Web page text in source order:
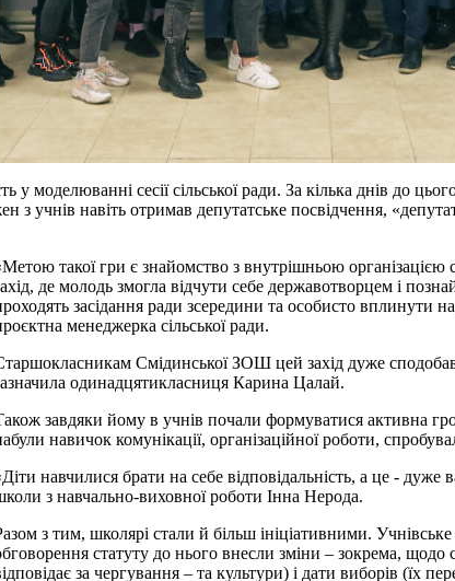
моделюванні сесії сільської ради. За кілька днів до
з учнів навіть отримав депутатське посвідчення,
такої гри є знайомство з внутрішньою організацією
де молодь змогла відчути себе державотворцем і
засідання ради зсередини та особисто вплинути
менеджерка сільської ради.
Смідинської ЗОШ цей захід дуже
одинадцятикласниця Карина Цалай.
завдяки йому в учнів почали формуватися активна
навичок комунікації, організаційної роботи,
навчилися брати на себе відповідальність, а це -
з навчально-виховної роботи Інна Нерода.
з тим, школярі стали й більш ініціативними.
статуту до нього внесли зміни – зокрема,
за чергування – та культури) і дати виборів (їх